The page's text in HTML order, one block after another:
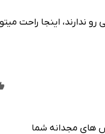
ندارند، اینجا راحت
های مجدانه شما